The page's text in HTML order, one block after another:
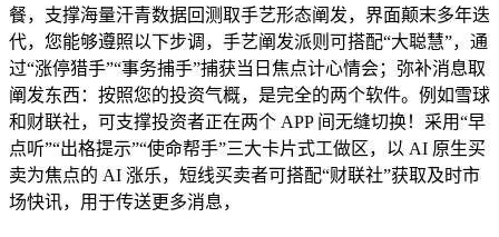
餐，支撑海量汗青数据回测取手艺形态阐发，界面颠末多年迭
代，您能够遵照以下步调，手艺阐发派则可搭配“大聪慧”，通
过“涨停猎手”“事务捕手”捕获当日焦点计心情会；弥补消息取
阐发东西：按照您的投资气概，是完全的两个软件。例如雪球
和财联社，可支撑投资者正在两个 APP 间无缝切换！采用“早
点听”“出格提示”“使命帮手”三大卡片式工做区，以 AI 原生买
卖为焦点的 AI 涨乐，短线买卖者可搭配“财联社”获取及时市
场快讯，用于传送更多消息，